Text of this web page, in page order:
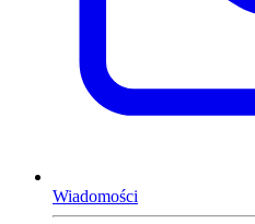
Wiadomości